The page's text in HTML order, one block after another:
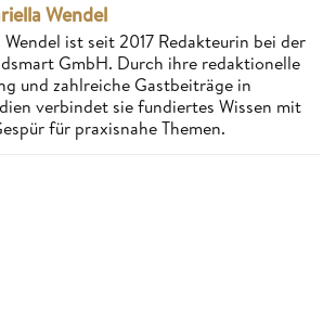
Wendel
ist seit 2017 Redakteurin bei der
GmbH. Durch ihre redaktionelle
und zahlreiche Gastbeiträge in
verbindet sie fundiertes Wissen mit
für praxisnahe Themen.